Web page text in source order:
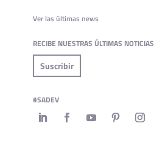
Ver las últimas news
RECIBE NUESTRAS ÚLTIMAS NOTICIAS
Suscribir
#SADEV